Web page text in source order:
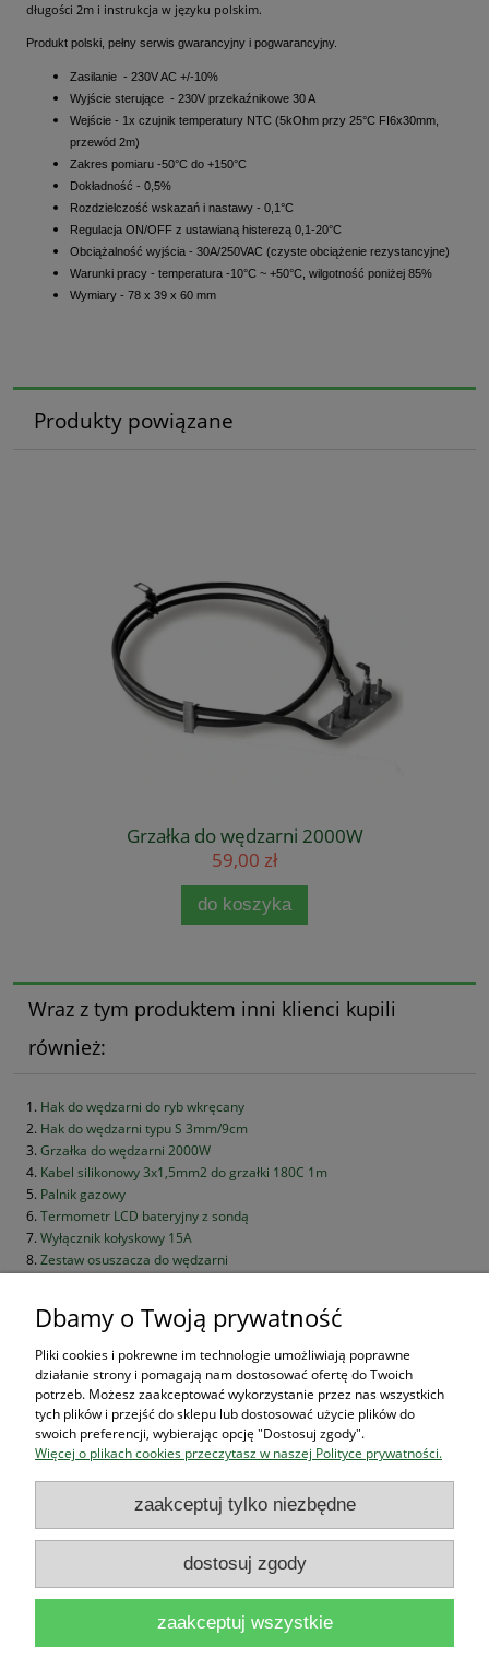
długości 2m i instrukcja w języku polskim.
Produkt polski, pełny serwis gwarancyjny i pogwarancyjny.
Zasilanie - 230V AC +/-10%
Wyjście sterujące - 230V przekaźnikowe 30 A
Wejście - 1x czujnik temperatury NTC (5kOhm przy 25°C FI6x30mm,
przewód 2m)
Zakres pomiaru -50°C do +150°C
Dokładność - 0,5%
Rozdzielczość wskazań i nastawy - 0,1°C
Regulacja ON/OFF z ustawianą histerezą 0,1-20°C
Obciążalność wyjścia - 30A/250VAC (czyste obciążenie rezystancyjne)
Warunki pracy - temperatura -10°C ~ +50°C, wilgotność poniżej 85%
Wymiary - 78 x 39 x 60 mm
Produkty powiązane
Grzałka do wędzarni 2000W
59,00 zł
do koszyka
Wraz z tym produktem inni klienci kupili
również:
Hak do wędzarni do ryb wkręcany
Hak do wędzarni typu S 3mm/9cm
Grzałka do wędzarni 2000W
Kabel silikonowy 3x1,5mm2 do grzałki 180C 1m
Palnik gazowy
Termometr LCD bateryjny z sondą
Wyłącznik kołyskowy 15A
Zestaw osuszacza do wędzarni
Zakupy
Pomoc
Informacje
Użytkowanie sklepu oznacza zgodę na wykorzystywanie plików cookies.
Szczegółowe informacje wPolityce prywatności.
Dbamy o Twoją prywatność
Pliki cookies i pokrewne im technologie umożliwiają poprawne
działanie strony i pomagają nam dostosować ofertę do Twoich
potrzeb. Możesz zaakceptować wykorzystanie przez nas wszystkich
tych plików i przejść do sklepu lub dostosować użycie plików do
swoich preferencji, wybierając opcję "Dostosuj zgody".
Więcej o plikach cookies przeczytasz w naszej Polityce prywatności.
zaakceptuj tylko niezbędne
dostosuj zgody
zaakceptuj wszystkie